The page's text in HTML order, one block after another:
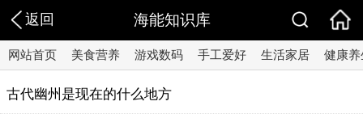
返回 海能知识库
网站首页 美食营养 游戏数码 手工爱好 生活家居 健康养
古代幽州是现在的什么地方